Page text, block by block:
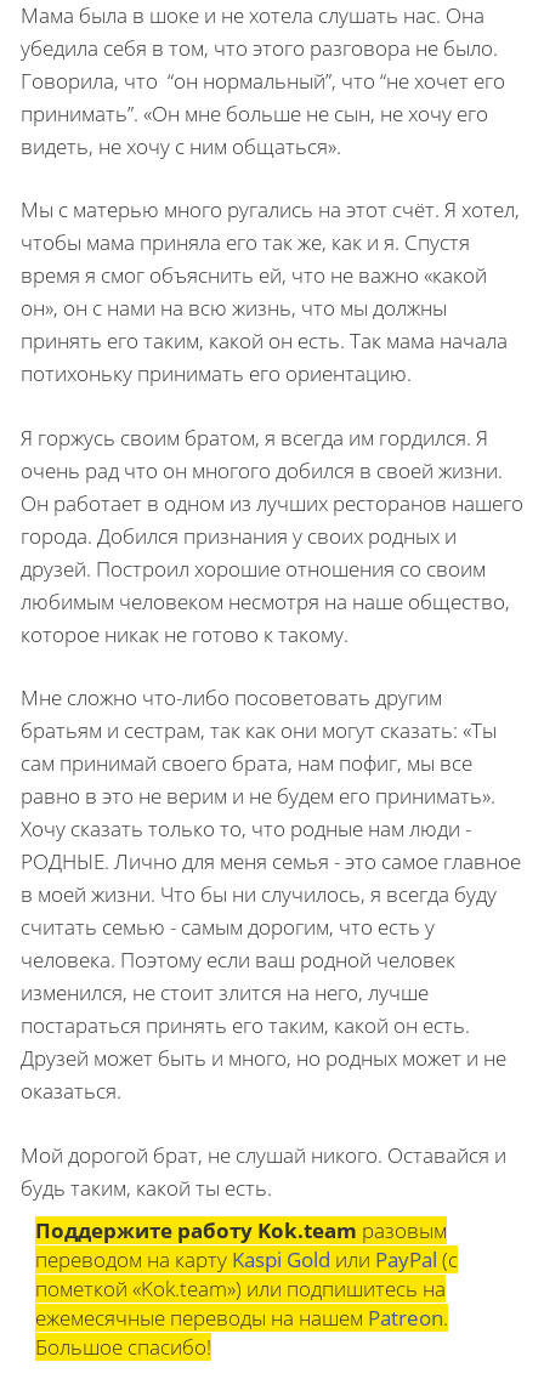
Мама была в шоке и не хотела слушать нас. Она
убедила себя в том, что этого разговора не было.
Говорила, что “он нормальный”, что “не хочет его
принимать”. «Он мне больше не сын, не хочу его
видеть, не хочу с ним общаться».
Мы с матерью много ругались на этот счёт. Я хотел,
чтобы мама приняла его так же, как и я. Спустя
время я смог объяснить ей, что не важно «какой
он», он с нами на всю жизнь, что мы должны
принять его таким, какой он есть. Так мама начала
потихоньку принимать его ориентацию.
Я горжусь своим братом, я всегда им гор­дился. Я
очень рад что он многого добился в своей жизни.
Он работает в одном из лучших ресторанов нашего
города. Добился призна­ния у своих родных и
друзей. Построил хоро­шие отношения со своим
любимым человеком несмотря на наше общество,
которое никак не готово к такому.
Мне сложно что-либо посоветовать другим
братьям и сестрам, так как они могут сказать: «Ты
сам принимай своего брата, нам пофиг, мы все
равно в это не верим и не будем его прини­мать».
Хочу сказать только то, что родные нам люди -
РОДНЫЕ. Лично для меня семья - это са­мое главное
в моей жизни. Что бы ни случилось, я всегда буду
считать семью - самым дорогим, что есть у
человека. Поэтому если ваш родной человек
изменился, не стоит злится на него, лучше
постараться принять его таким, какой он есть.
Друзей может быть и много, но родных мо­жет и не
оказаться.
Мой дорогой брат, не слушай никого. Оставайся и
будь таким, какой ты есть.
Поддержите работу Kok.team разовым
переводом на карту Kaspi Gold или PayPal (с
пометкой «Kok.team») или подпишитесь на
ежемесячные переводы на нашем Patreon.
Большое спасибо!